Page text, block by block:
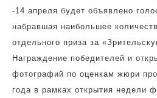
-14 апреля будет объявлено
набравшая наибольшее
отдельного приза за
Награждение победителей и
фотографий по оценкам жюри
года в рамках открытия недели